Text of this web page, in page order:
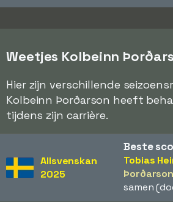
Weetjes Kolbeinn
Hier zijn verschillende
Kolbeinn Þorðarson heeft
tijdens zijn carrière.
Allsvenskan
2025
Beste
Tobias
Þorðarson
samen